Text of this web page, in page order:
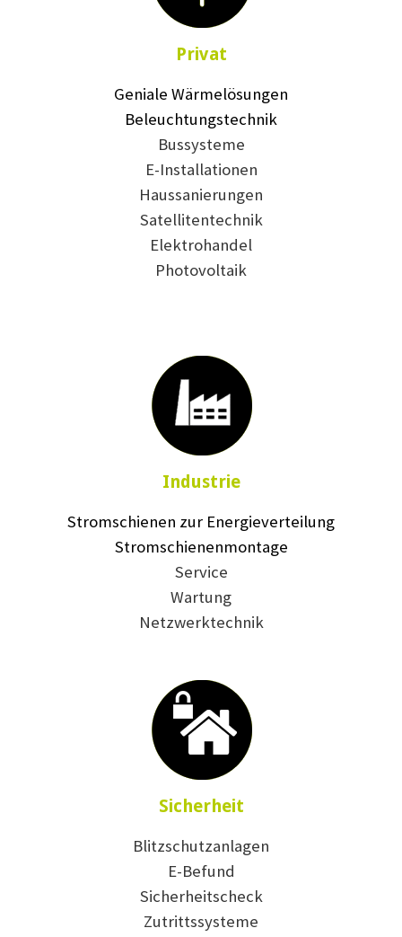
Privat
Geniale Wärmelösungen
Beleuchtungstechnik
Bussysteme
E-Installationen
Haussanierungen
Satellitentechnik
Elektrohandel
Photovoltaik
Industrie
Stromschienen zur Energieverteilung
Stromschienenmontage
Service
Wartung
Netzwerktechnik
Sicherheit
Blitzschutzanlagen
E-Befund
Sicherheitscheck
Zutrittssysteme